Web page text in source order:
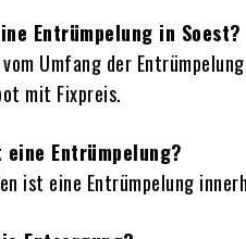
Entrümpelung in Soest?
Umfang der
mit Fixpreis.
Entrümpelung?
ist eine Entrümpelung